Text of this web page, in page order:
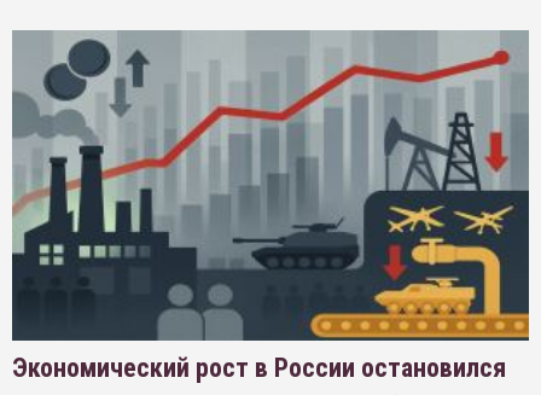
Экономический рост в России остановился